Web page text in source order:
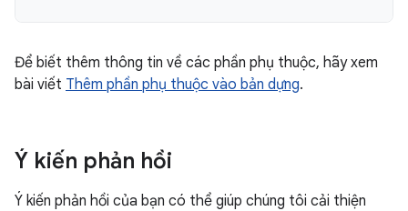
Để biết thêm thông tin về các phần phụ thuộc, hãy xem
bài viết Thêm phần phụ thuộc vào bản dựng.
Ý kiến phản hồi
Ý kiến phản hồi của bạn có thể giúp chúng tôi cải thiện